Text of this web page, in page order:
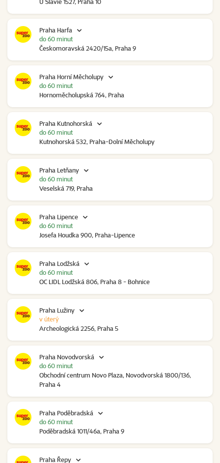
Praha Harfa
Českomoravská 2420/15a, Praha 9
do 60 minut
Praha Horní Měcholupy
Hornoměcholupská 764, Praha
do 60 minut
Praha Kutnohorská
Kutnohorská 532, Praha-Dolní Měcholupy
do 60 minut
Praha Letňany
Veselská 719, Praha
do 60 minut
Praha Lipence
Josefa Houdka 900, Praha-Lipence
do 60 minut
Praha Lodžská
OC LIDL Lodžská 806, Praha 8 - Bohnice
do 60 minut
Praha Lužiny
Archeologická 2256, Praha 5
v úterý
Praha Novodvorská
Obchodní centrum Novo Plaza, Novodvorská 1800/136,
Praha 4
do 60 minut
Praha Poděbradská
Poděbradská 1011/46a, Praha 9
do 60 minut
Praha Řepy